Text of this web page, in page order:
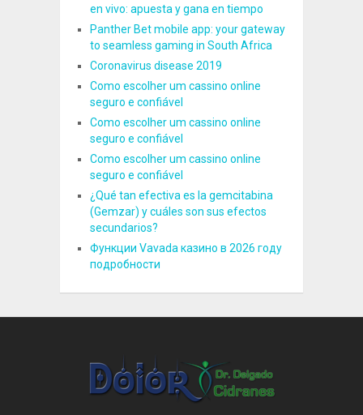
en vivo: apuesta y gana en tiempo
Panther Bet mobile app: your gateway
to seamless gaming in South Africa
Coronavirus disease 2019
Como escolher um cassino online
seguro e confiável
Como escolher um cassino online
seguro e confiável
Como escolher um cassino online
seguro e confiável
¿Qué tan efectiva es la gemcitabina
(Gemzar) y cuáles son sus efectos
secundarios?
Функции Vavada казино в 2026 году
подробности